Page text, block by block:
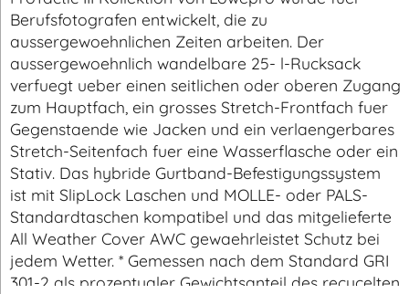
Berufsfotografen entwickelt, die zu
aussergewoehnlichen Zeiten arbeiten. Der
aussergewoehnlich wandelbare 25- l-Rucksack
verfuegt ueber einen seitlichen oder oberen Zugang
zum Hauptfach, ein grosses Stretch-Frontfach fuer
Gegenstaende wie Jacken und ein verlaengerbares
Stretch-Seitenfach fuer eine Wasserflasche oder ein
Stativ. Das hybride Gurtband-Befestigungssystem
ist mit SlipLock Laschen und MOLLE- oder PALS-
Standardtaschen kompatibel und das mitgelieferte
All Weather Cover AWC gewaehrleistet Schutz bei
jedem Wetter. * Gemessen nach dem Standard GRI
301-2 als prozentualer Gewichtsanteil des recycelten